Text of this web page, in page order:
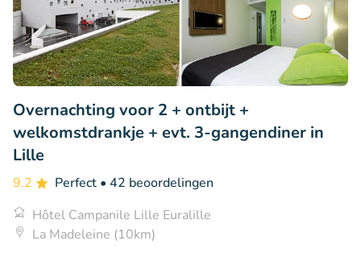
Overnachting voor 2 + ontbijt +
welkomstdrankje + evt. 3-gangendiner in
Lille
9.2 Perfect • 42 beoordelingen
Hôtel Campanile Lille Euralille
La Madeleine (10km)